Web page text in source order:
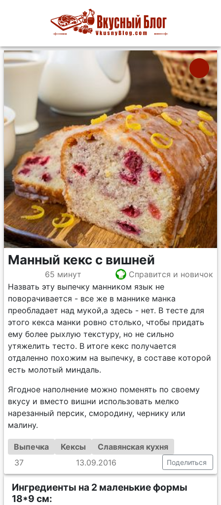
Манный кекс с вишней
65 минут
Справится и новичок
Назвать эту выпечку манником язык не
поворачивается - все же в маннике манка
преобладает над мукой,а здесь - нет. В тесте для
этого кекса манки ровно столько, чтобы придать
ему более рыхлую текстуру, но не сильно
утяжелить тесто. В итоге кекс получается
отдаленно похожим на выпечку, в составе которой
есть молотый миндаль.
Ягодное наполнение можно поменять по своему
вкусу и вместо вишни использовать мелко
нарезанный персик, смородину, чернику или
малину.
Выпечка Кексы
Славянская кухня
37
13.09.2016 Поделиться
Ингредиенты на 2 маленькие формы
18*9 см: